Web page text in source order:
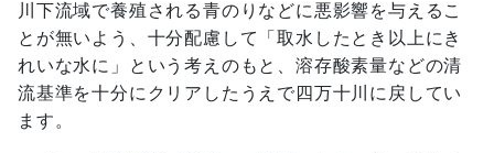
川下流域で養殖される青のりなどに悪影響を与えるこ
とが無いよう、十分配慮して「取水したとき以上にき
れいな水に」という考えのもと、溶存酸素量などの清
流基準を十分にクリアしたうえで四万十川に戻してい
ます。